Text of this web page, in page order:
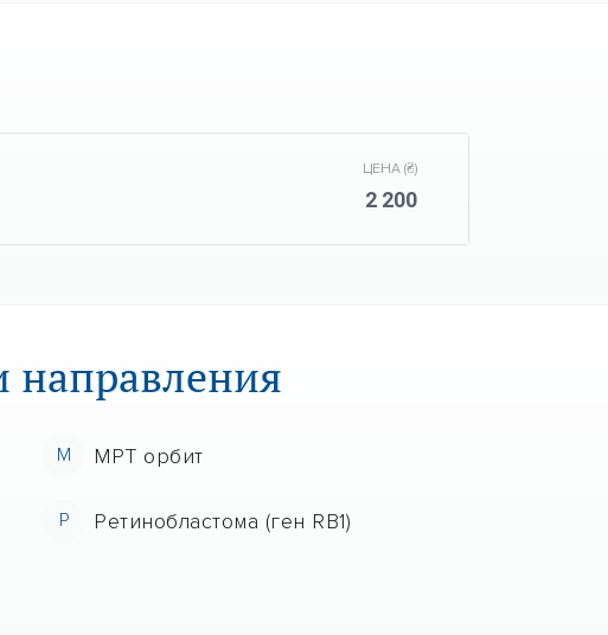
ЦЕНА (₴)
2 200
направления
М МРТ орбит
Р Ретинобластома (ген RB1)